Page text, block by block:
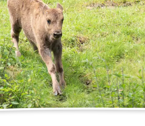
Freizeitabenteuer
AKTUELLES
News